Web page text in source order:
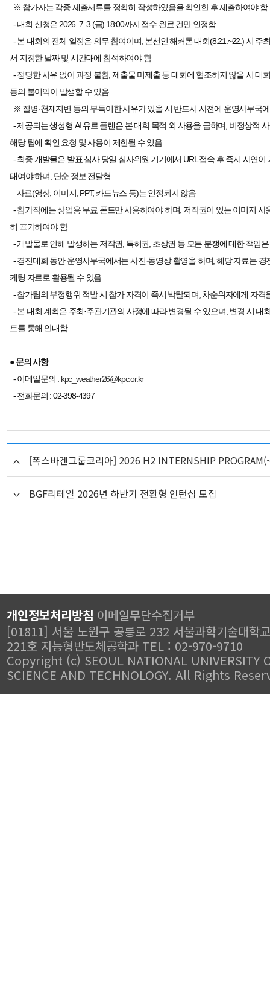
※ 참가자는 각종 제출서류를 정확히 작성하였음을 확인한 후 제출하여야 함
- 대회 신청은 2026. 7. 3.(금) 18:00까지 접수 완료 건만 인정함
- 본 대회의 전체 일정은 의무 참여이며, 본선인 해커톤 대회(8.21.~22.) 시 주
서 지정한 날짜 및 시간대에 참석하여야 함
- 정당한 사유 없이 과정 불참, 제출물 미제출 등 대회에 협조하지 않을 시 대
등의 불이익이 발생할 수 있음
※ 질병·천재지변 등의 부득이한 사유가 있을 시 반드시 사전에 운영사무국
- 제공되는 생성형 AI 유료 플랜은 본 대회 목적 외 사용을 금하며, 비정상적
해당 팀에 확인 요청 및 사용이 제한될 수 있음
- 최종 개발물은 발표 심사 당일 심사위원 기기에서 URL 접속 후 즉시 시연이
태여야 하며, 단순 정보 전달형
자료(영상, 이미지, PPT, 카드뉴스 등)는 인정되지 않음
- 참가작에는 상업용 무료 폰트만 사용하여야 하며, 저작권이 있는 이미지 사
히 표기하여야 함
- 개발물로 인해 발생하는 저작권, 특허권, 초상권 등 모든 분쟁에 대한 책임
- 경진대회 동안 운영사무국에서는 사진·동영상 촬영을 하며, 해당 자료는 경
케팅 자료로 활용될 수 있음
- 참가팀의 부정행위 적발 시 참가 자격이 즉시 박탈되며, 차순위자에게 자격
- 본 대회 계획은 주최·주관기관의 사정에 따라 변경될 수 있으며, 변경 시 대
트를 통해 안내함
● 문의 사항
- 이메일문의 : kpc_weather26@kpc.or.kr
- 전화문의 : 02-398-4397
[폭스바겐그룹코리아] 2026 H2 INTERNSHIP
BGF리테일 2026년 하반기 전환형 인턴십 모집
개인정보처리방침 이메일무단수집거부
[01811] 서울 노원구 공릉로 232 서울과학기술대학
221호 지능형반도체공학과 TEL : 02-970-9710
Copyright (c) SEOUL NATIONAL UNIVERSITY
SCIENCE AND TECHNOLOGY. All Rights